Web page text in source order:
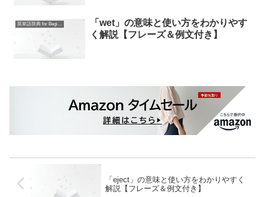
英単語辞典 for Beginners
「wet」の意味と使い方をわかりやす
く解説【フレーズ＆例文付き】
「eject」の意味と使い方をわかりやすく
解説【フレーズ＆例文付き】